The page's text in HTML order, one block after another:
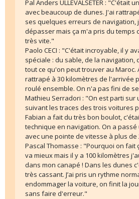
Pal Anders ULLEVALSETER : "C'était
avec beaucoup de dunes. J'ai
ses quelques erreurs de navigation,
dépasser mais ça m'a pris du temps
très vite."
Paolo CECI : "C'était incroyable, il y
spéciale : du sable, de la navigation,
tout ce qu'on peut trouver au Maroc.
rattrapé à 30 kilomètres de l'arrivée
roulé ensemble. On n'a pas fini de
Mathieu Serradori : "On est parti sur
suivant les traces des trois voitures
Fabian a fait du très bon boulot,
technique en navigation. On a
avec une pointe de vitesse à plus de
Pascal Thomasse : "Pourquoi on fait
va mieux mais il y a 100 kilomètres
dans mon canapé ! Dans les dunes
très cassant. J’ai pris un rythme
endommager la voiture, on finit la
sans faire d'erreur."